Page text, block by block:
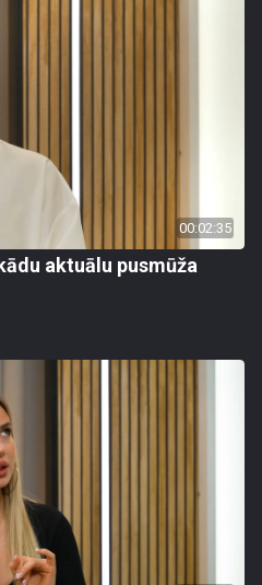
00:02:35
aktuālu pusmūža